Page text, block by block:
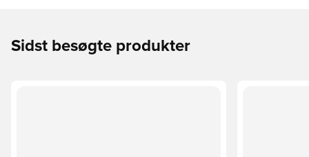
Sidst besøgte produkter